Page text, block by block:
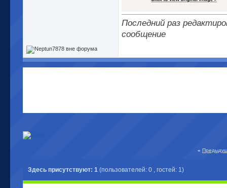
Последний раз
сообщение
«
Здесь присутствуют: 1 (пользователей: 0 , гостей: 1)